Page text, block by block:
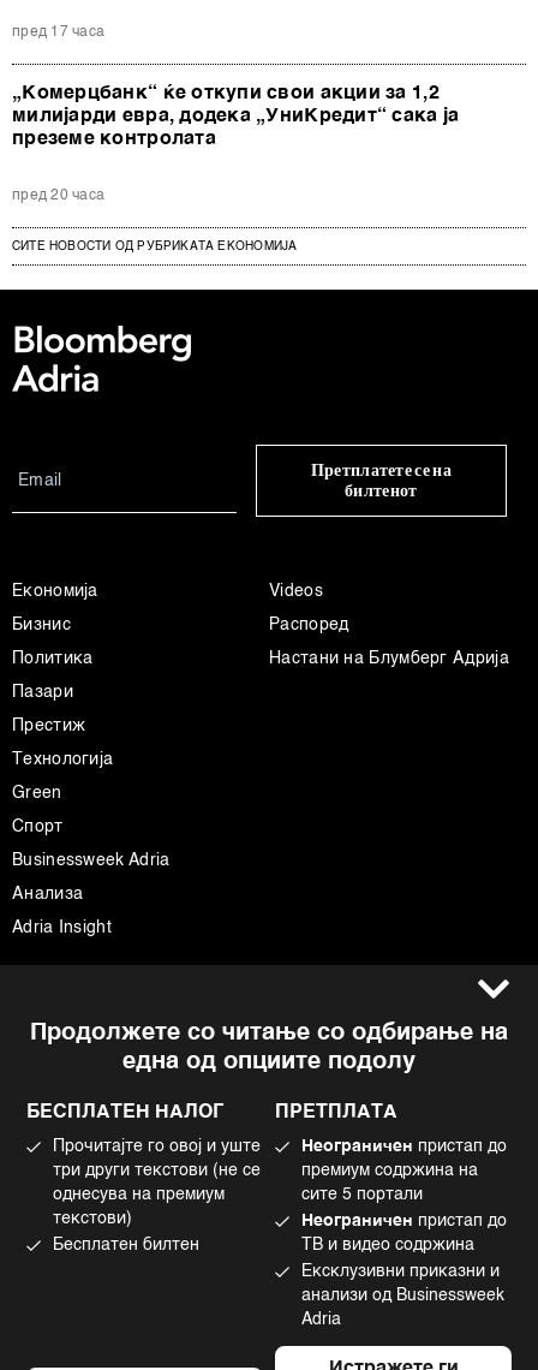
пред 17 часа
„Комерцбанк“ ќе откупи свои акции за 1,2
милијарди евра, додека „УниКредит“ сака ја
преземе контролата
пред 20 часа
СИТЕ НОВОСТИ ОД РУБРИКАТА ЕКОНОМИЈА
Продолжете со читање со одбирање на
една од опциите подолу
БЕСПЛАТЕН НАЛОГ
Прочитајте го овој и уште
три други текстови (не се
однесува на премиум
текстови)
Бесплатен билтен
ПРЕТПЛАТА
Неограничен пристап до
премиум содржина на
сите 5 портали
Неограничен пристап до
ТВ и видео содржина
Ексклузивни приказни и
анализи од Businessweek
Adria
Претплатете се на
билтенот
Економија
Бизнис
Политика
Пазари
Престиж
Технологија
Green
Спорт
Businessweek Adria
Анализа
Adria Insight
Videos
Распоред
Настани на Блумберг Адрија
Импресум
Политика на приватност
Употреба на вештачка интелигенција
Facebook
Instagram
Tiktok
©2022 - 2026 Bloomberg L.P. All Rights Reserved. BLOOMBERG and the
BLOOMBERG logo are registered trademarks and service marks of
Bloomberg Finance L.P. or its subsidiaries, displayed with permission
Bloomberg Adria is a Mtel Swiss SA Property
News CMS by Cubes